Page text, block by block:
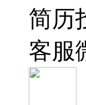
简历
客服